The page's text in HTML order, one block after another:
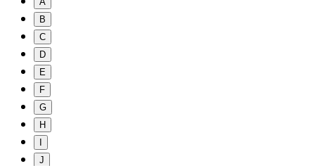
B
C
D
E
F
G
H
I
J